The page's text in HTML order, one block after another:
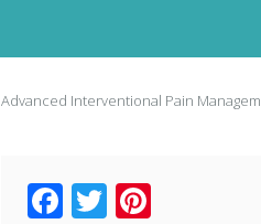
Advanced Interventional Pain
Facebook
Twitter